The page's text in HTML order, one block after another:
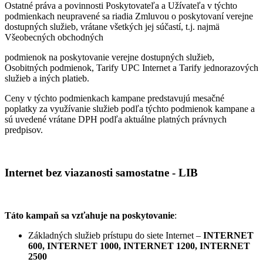
Ostatné práva a povinnosti Poskytovateľa a Užívateľa v týchto
podmienkach neupravené sa riadia Zmluvou o poskytovaní verejne
dostupných služieb, vrátane všetkých jej súčastí, t.j. najmä
Všeobecných obchodných
podmienok na poskytovanie verejne dostupných služieb,
Osobitných podmienok, Tarify UPC Internet a Tarify jednorazových
služieb a iných platieb.
Ceny v týchto podmienkach kampane predstavujú mesačné
poplatky za využívanie služieb podľa týchto podmienok kampane a
sú uvedené vrátane DPH podľa aktuálne platných právnych
predpisov.
Internet bez viazanosti samostatne - LIB
Táto kampaň sa vzťahuje na poskytovanie:
Základných služieb prístupu do siete Internet – INTERNET
600, INTERNET 1000, INTERNET 1200, INTERNET
2500